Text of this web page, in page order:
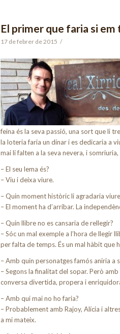
El primer que faria si
17 de febrer de 2015 /
feina és la seva passió, una sort que li
la loteria faria un dinar i es dedicaria a
mai li falten a la seva nevera, i
– El seu lema és?
– Viu i deixa viure.
– Quin moment històric li agradaria
– El moment ha d’arribar. La
– Quin llibre no es cansaria de rellegir?
– Sóc un mal exemple a l’hora de llegir
per falta de temps. És un mal hàbit que
– Amb quin personatges famós aniria a
– Segons la finalitat del sopar. Però
conversa divertida, propera i
– Amb qui mai no ho faria?
– Probablement amb Rajoy, Alícia i
a mi mateix.